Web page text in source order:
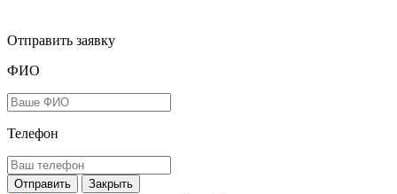
Отправить заявку
ФИО
Телефон
Закрыть